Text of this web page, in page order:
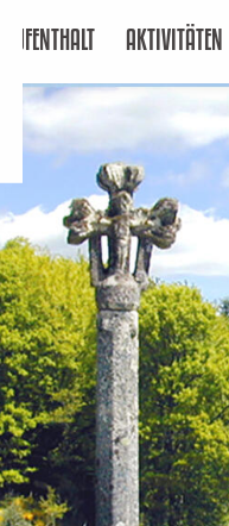
AUFENTHALT AKTIVITÄTEN